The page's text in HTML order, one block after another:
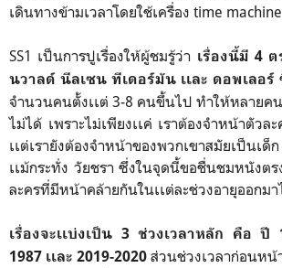
เดินทางข้ามเวลาโดยใช้เครื่อง time
SS1 เป็นการปูเรื่องให้ผู้ชมรู้ว่า เรื่องนี้มี 4
นวาลด์ นีลเซน ทีเดอร์มัน เเละ ดอพเลอร์
จำนวนคนตั้งเเต่ 3-8 คนขึ้นไป ทำให้หลายค
ไม่ได้ เพราะไม่เพียงเเค่ เราต้องจำหน้าตัว
เเต่เรายังต้องจำหน้าของพวกเขาสมัยเป็น
เเม้กระทั่ง วัยชรา ซึ่งในจุดนี้ขอชื่นชมหนังตร
ละครที่มีหน้าคล้ายกันในเเต่ละช่วงอายุออกมา
เรื่องจะเเบ่งเป็น 3 ช่วงเวลาหลัก คือ ปี
1987 เเละ 2019-2020 ส่วนช่วงเวลาก่อนหน้